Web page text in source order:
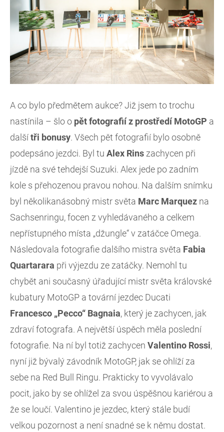
A co bylo předmětem aukce? Již jsem to trochu
nastínila – šlo o pět fotografií z prostředí MotoGP a
dalšítři bonusy. Všech pět fotografií bylo osobně
podepsáno jezdci. Byl tu Alex Rins zachycen při
jízdě na své tehdejší Suzuki. Alex jede po zadním
kole s přehozenou pravou nohou. Na dalším snímku
byl několikanásobný mistr světa Marc Marquez na
Sachsenringu, focen z vyhledávaného a celkem
nepřístupného místa „džungle“ v zatáčce Omega.
Následovala fotografie dalšího mistra světa Fabia
Quartarara při výjezdu ze zatáčky. Nemohl tu
chybět ani současný úřadující mistr světa královské
kubatury MotoGP a tovární jezdec Ducati
Francesco „Pecco“ Bagnaia, který je zachycen, jak
zdraví fotografa. A největší úspěch měla poslední
fotografie. Na ní byl totiž zachycen Valentino Rossi,
nyní již bývalý závodník MotoGP, jak se ohlíží za
sebe na Red Bull Ringu. Prakticky to vyvolávalo
pocit, jako by se ohlížel za svou úspěšnou kariérou a
že se loučí. Valentino je jezdec, který stále budí
velkou pozornost a není snadné se k němu dostat.